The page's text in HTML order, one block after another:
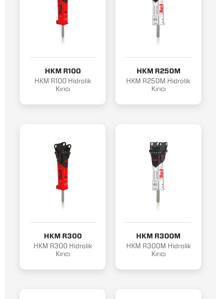
HKM R100
HKM R100 Hidrolik
Kırıcı
HKM R250M
HKM R250M Hidrolik
Kırıcı
HKM R300
HKM R300 Hidrolik
Kırıcı
HKM R300M
HKM R300M Hidrolik
Kırıcı